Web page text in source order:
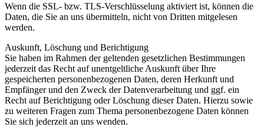
Wenn die SSL- bzw. TLS-Verschlüsselung aktiviert ist, können die
Daten, die Sie an uns übermitteln, nicht von Dritten mitgelesen
werden.
Auskunft, Löschung und Berichtigung
Sie haben im Rahmen der geltenden gesetzlichen Bestimmungen
jederzeit das Recht auf unentgeltliche Auskunft über Ihre
gespeicherten personenbezogenen Daten, deren Herkunft und
Empfänger und den Zweck der Datenverarbeitung und ggf. ein
Recht auf Berichtigung oder Löschung dieser Daten. Hierzu sowie
zu weiteren Fragen zum Thema personenbezogene Daten können
Sie sich jederzeit an uns wenden.